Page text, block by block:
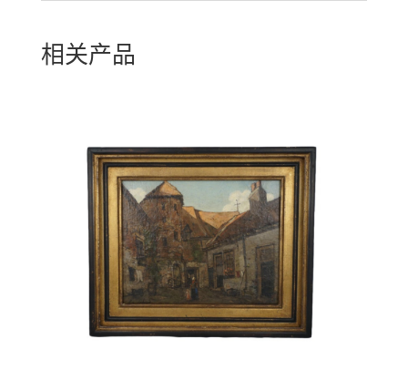
相关产品